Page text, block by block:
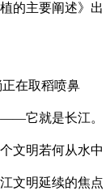
的主要阐述》出
在取稻喷鼻
它就是长江。
文明若何从水中
文明延续的焦点